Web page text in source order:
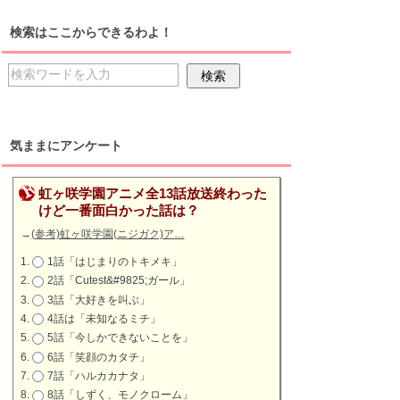
検索はここからできるわよ！
気ままにアンケート
虹ヶ咲学園アニメ全13話放送終わった
けど一番面白かった話は？
→(参考)虹ヶ咲学園(ニジガク)ア…
1話「はじまりのトキメキ」
2話「Cutest&#9825;ガール」
3話「大好きを叫ぶ」
4話は「未知なるミチ」
5話「今しかできないことを」
6話「笑顔のカタチ」
7話「ハルカカナタ」
8話「しずく、モノクローム」